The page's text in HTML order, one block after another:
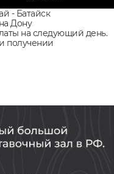
- Батайск
Дону
на следующий день.
получении